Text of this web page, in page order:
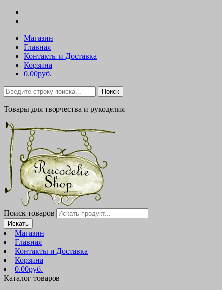
Магазин
Главная
Контакты и Доставка
Корзина
0.00руб.
Поиск
Товары для творчества и рукоделия
Поиск товаров
Искать
Магазин
Главная
Контакты и Доставка
Корзина
0.00руб.
Каталог товаров